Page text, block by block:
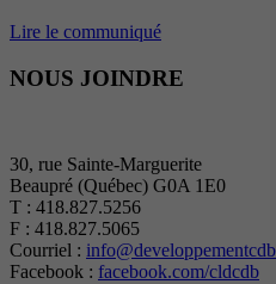
Lire le communiqué
NOUS JOINDRE
30, rue Sainte-Marguerite
Beaupré (Québec) G0A 1E0
T : 418.827.5256
F : 418.827.5065
Courriel :
Facebook : facebook.com/cldcdb